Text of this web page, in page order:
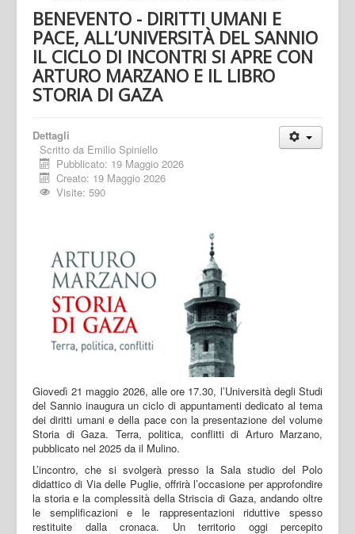
BENEVENTO - DIRITTI UMANI E
PACE, ALL’UNIVERSITÀ DEL SANNIO
IL CICLO DI INCONTRI SI APRE CON
ARTURO MARZANO E IL LIBRO
STORIA DI GAZA
Dettagli
Scritto da Emilio Spiniello
Pubblicato: 19 Maggio 2026
Creato: 19 Maggio 2026
Visite: 590
Giovedì 21 maggio 2026, alle ore 17.30, l’Università degli Studi
del Sannio inaugura un ciclo di appuntamenti dedicato al tema
dei diritti umani e della pace con la presentazione del volume
Storia di Gaza. Terra, politica, conflitti di Arturo Marzano,
pubblicato nel 2025 da il Mulino.
L’incontro, che si svolgerà presso la Sala studio del Polo
didattico di Via delle Puglie, offrirà l’occasione per approfondire
la storia e la complessità della Striscia di Gaza, andando oltre
le semplificazioni e le rappresentazioni riduttive spesso
restituite dalla cronaca. Un territorio oggi percepito